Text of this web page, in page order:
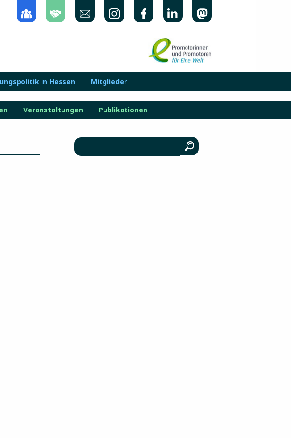
in Hessen Mitglieder
Veranstaltungen Publikationen